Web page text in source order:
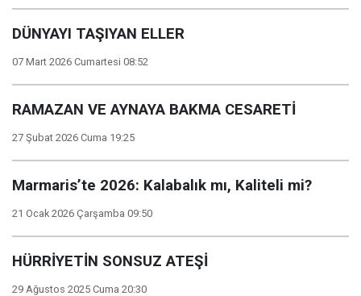
DÜNYAYI TAŞIYAN ELLER
07 Mart 2026 Cumartesi 08:52
RAMAZAN VE AYNAYA BAKMA CESARETİ
27 Şubat 2026 Cuma 19:25
Marmaris’te 2026: Kalabalık mı, Kaliteli mi?
21 Ocak 2026 Çarşamba 09:50
HÜRRİYETİN SONSUZ ATEŞİ
29 Ağustos 2025 Cuma 20:30